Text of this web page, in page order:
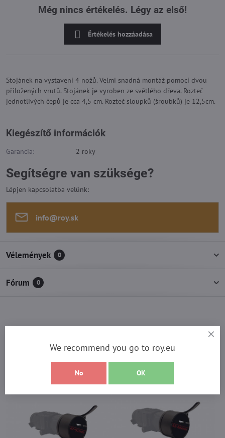
Még nincs értékelés. Légy az első!
Értékelés hozzáadása
Stojánek na vystavení 4 nožů. Velmi snadná montáž pomocí dvou
přiložených vrutů. Stojánek je vyroben ze světlého dřeva. Rozteč
jednotlivých čepů je cca 4,5 cm. Rozteč sloupků (šroubků) je 12,5cm.
Kiegészítő információk
Garancia: 2 roky
Segítségre van szüksége?
Lépjen kapcsolatba velünk:
info​@roy​.sk
Vélemények 0
Fórum 0
Válasszon legnépszerűbb termékeink
We recommend you go to roy.eu
No OK